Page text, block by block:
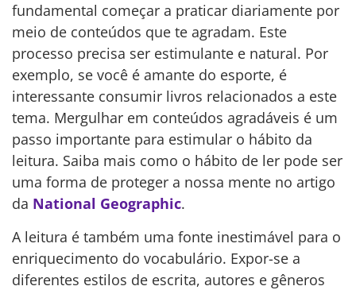
fundamental começar a praticar diariamente por
meio de conteúdos que te agradam. Este
processo precisa ser estimulante e natural. Por
exemplo, se você é amante do esporte, é
interessante consumir livros relacionados a este
tema. Mergulhar em conteúdos agradáveis é um
passo importante para estimular o hábito da
leitura. Saiba mais como o hábito de ler pode ser
uma forma de proteger a nossa mente no artigo
da National Geographic.
A leitura é também uma fonte inestimável para o
enriquecimento do vocabulário. Expor-se a
diferentes estilos de escrita, autores e gêneros